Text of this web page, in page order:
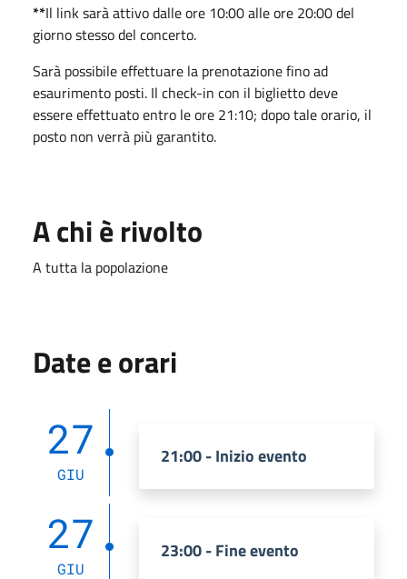
**Il link sarà attivo dalle ore 10:00 alle ore 20:00 del
giorno stesso del concerto.
Sarà possibile effettuare la prenotazione fino ad
esaurimento posti. Il check-in con il biglietto deve
essere effettuato entro le ore 21:10; dopo tale orario, il
posto non verrà più garantito.
A chi è rivolto
A tutta la popolazione
Date e orari
27
GIU
21:00 - Inizio evento
27
GIU
23:00 - Fine evento